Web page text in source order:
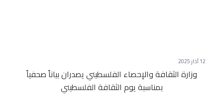
12 آذار 2025
وزارة الثقافة والإحصاء الفلسطيني يصدران بياناً صحفياً
بمناسبة يوم الثقافة الفلسطيني